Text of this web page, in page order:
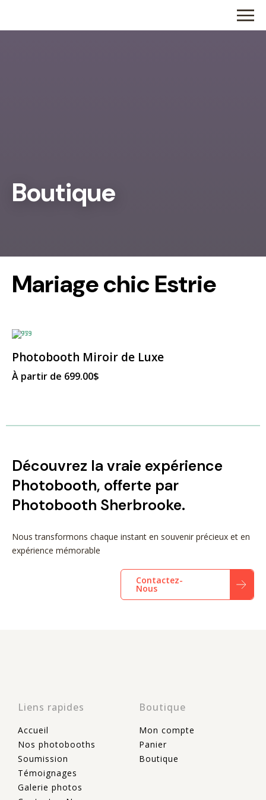
Boutique
Mariage chic Estrie
Photobooth Miroir de Luxe
À partir de 699.00$
Ce
produit
plusieurs
Les
options
la
Découvrez la vraie expérience
Photobooth, offerte par
Photobooth Sherbrooke.
Nous transformons chaque instant en souvenir précieux et en
expérience mémorable
Contactez-
Nous
Liens rapides
Accueil
Nos photobooths
Soumission
Témoignages
Galerie photos
Boutique
Mon compte
Panier
Boutique